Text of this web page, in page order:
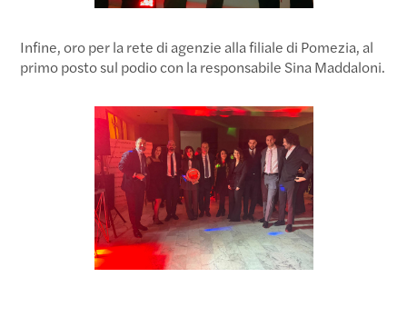
Infine, oro per la rete di agenzie alla filiale di Pomezia, al
primo posto sul podio con la responsabile Sina Maddaloni.